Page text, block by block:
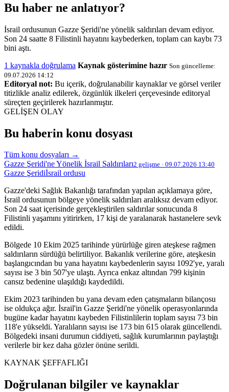
Bu haber ne anlatıyor?
İsrail ordusunun Gazze Şeridi'ne yönelik saldırıları devam ediyor.
Son 24 saatte 8 Filistinli hayatını kaybederken, toplam can kaybı 73
bini aştı.
1 kaynakla doğrulama Kaynak gösterimine hazır Son güncelleme:
09.07.2026 14:12
Editoryal not: Bu içerik, doğrulanabilir kaynaklar ve görsel veriler
titizlikle analiz edilerek, özgünlük ilkeleri çerçevesinde editoryal
süreçten geçirilerek hazırlanmıştır.
GELİŞEN OLAY
Bu haberin konu dosyası
Tüm konu dosyaları →
Gazze Şeridi'ne Yönelik İsrail Saldırıları2 gelişme · 09.07.2026 13:40
Gazze Şeridiİsrail ordusu
Gazze'deki Sağlık Bakanlığı tarafından yapılan açıklamaya göre,
İsrail ordusunun bölgeye yönelik saldırıları aralıksız devam ediyor.
Son 24 saat içerisinde gerçekleştirilen saldırılar sonucunda 8
Filistinli yaşamını yitirirken, 17 kişi de yaralanarak hastanelere sevk
edildi.
Bölgede 10 Ekim 2025 tarihinde yürürlüğe giren ateşkese rağmen
saldırıların sürdüğü belirtiliyor. Bakanlık verilerine göre, ateşkesin
başlangıcından bu yana hayatını kaybedenlerin sayısı 1092'ye, yaralı
sayısı ise 3 bin 507'ye ulaştı. Ayrıca enkaz altından 799 kişinin
cansız bedenine ulaşıldığı kaydedildi.
Ekim 2023 tarihinden bu yana devam eden çatışmaların bilançosu
ise oldukça ağır. İsrail'in Gazze Şeridi'ne yönelik operasyonlarında
bugüne kadar hayatını kaybeden Filistinlilerin toplam sayısı 73 bin
118'e yükseldi. Yaralıların sayısı ise 173 bin 615 olarak güncellendi.
Bölgedeki insani durumun ciddiyeti, sağlık kurumlarının paylaştığı
verilerle bir kez daha gözler önüne serildi.
KAYNAK ŞEFFAFLIĞI
Doğrulanan bilgiler ve kaynaklar